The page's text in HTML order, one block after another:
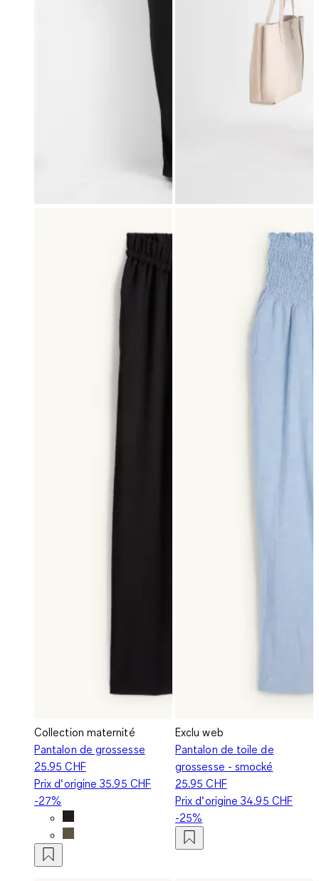
Collection maternité
Pantalon de grossesse
25.95 CHF
Prix d‘origine35.95 CHF
-27%
Exclu web
Pantalon de toile de
grossesse - smocké
25.95 CHF
Prix d‘origine34.95 CHF
-25%